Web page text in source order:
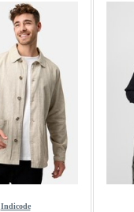
Indicode